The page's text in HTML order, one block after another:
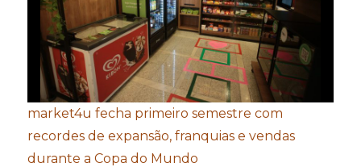
market4u fecha primeiro semestre com
recordes de expansão, franquias e vendas
durante a Copa do Mundo